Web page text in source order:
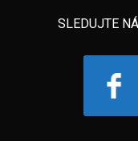
SLEDUJTE